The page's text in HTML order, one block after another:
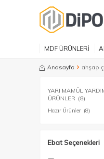
MDF ÜRÜNLERİ
Anasayfa ahşap
YARI MAMÜL
ÜRÜNLER (8)
Hazır Ürünler (8)
Ebat Seçenekleri